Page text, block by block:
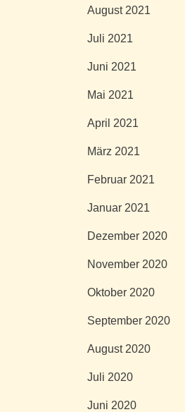
August 2021
Juli 2021
Juni 2021
Mai 2021
April 2021
März 2021
Februar 2021
Januar 2021
Dezember 2020
November 2020
Oktober 2020
September 2020
August 2020
Juli 2020
Juni 2020